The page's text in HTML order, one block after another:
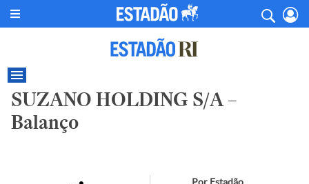
SUZANO HOLDING S/A –
Balanço